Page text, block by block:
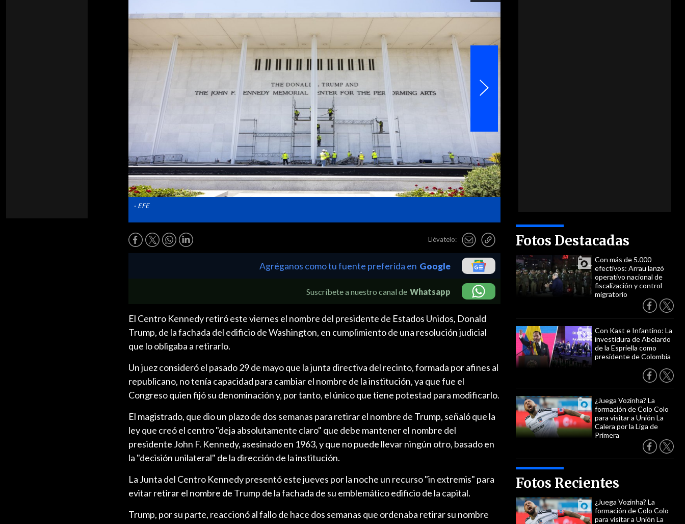
- EFE
Llévatelo: Fotos Destacadas
Con más de 5.000
efectivos: Arrau lanzó
operativo nacional de
fiscalización y control
migratorio
Con Kast e Infantino: La
investidura de Abelardo
de la Espriella como
presidente de Colombia
¿Juega Vozinha? La
formación de Colo Colo
para visitar a Unión La
Calera por la Liga de
Primera
Fotos Recientes
¿Juega Vozinha? La
formación de Colo Colo
para visitar a Unión La
Agréganos como tu fuente preferida en Google
Suscríbete a nuestro canal de Whatsapp
El Centro Kennedy retiró este viernes el nombre del presidente de Estados Unidos, Donald
Trump, de la fachada del edificio de Washington, en cumplimiento de una resolución judicial
que lo obligaba a retirarlo.
Un juez consideró el pasado 29 de mayo que la junta directiva del recinto, formada por afines al
republicano, no tenía capacidad para cambiar el nombre de la institución, ya que fue el
Congreso quien fijó su denominación y, por tanto, el único que tiene potestad para modificarlo.
El magistrado, que dio un plazo de dos semanas para retirar el nombre de Trump, señaló que la
ley que creó el centro "deja absolutamente claro" que debe mantener el nombre del
presidente John F. Kennedy, asesinado en 1963, y que no puede llevar ningún otro, basado en
la "decisión unilateral" de la dirección de la institución.
La Junta del Centro Kennedy presentó este jueves por la noche un recurso "in extremis" para
evitar retirar el nombre de Trump de la fachada de su emblemático edificio de la capital.
Trump, por su parte, reaccionó al fallo de hace dos semanas que ordenaba retirar su nombre